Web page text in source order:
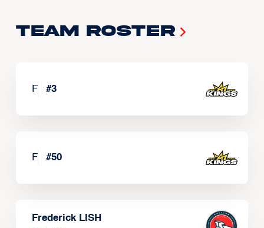
Team Roster
F #3
F #50
Frederick LISH